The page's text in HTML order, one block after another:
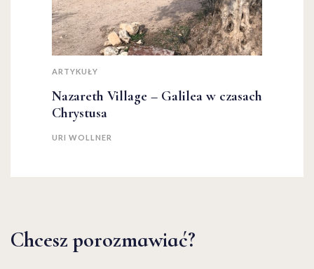
ARTYKUŁY
Nazareth Village – Galilea w czasach
Chrystusa
URI WOLLNER
Chcesz porozmawiać?